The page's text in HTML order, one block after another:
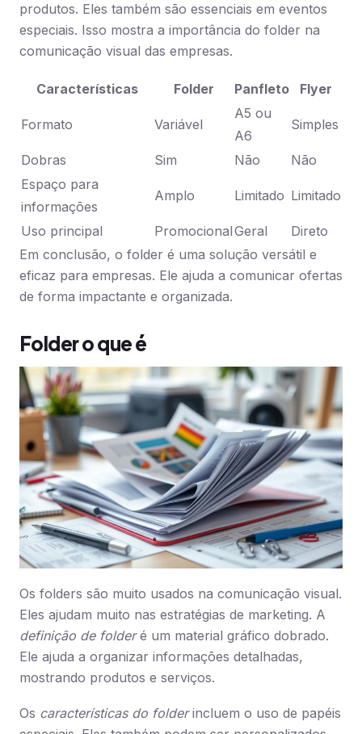
produtos. Eles também são essenciais em eventos
especiais. Isso mostra a importância do folder na
comunicação visual das empresas.
Características Folder Panfleto Flyer
Formato Variável
A5 ou
A6
Simples
Dobras Sim Não
Não
Espaço para
informações
Amplo Limitado Limitado
Uso principal PromocionalGeral
Direto
Em conclusão, o folder é uma solução versátil e
eficaz para empresas. Ele ajuda a comunicar ofertas
de forma impactante e organizada.
Folder o que é
Os folders são muito usados na comunicação visual.
Eles ajudam muito nas estratégias de marketing. A
definição de folderé um material gráfico dobrado.
Ele ajuda a organizar informações detalhadas,
mostrando produtos e serviços.
Os características do folderincluem o uso de papéis